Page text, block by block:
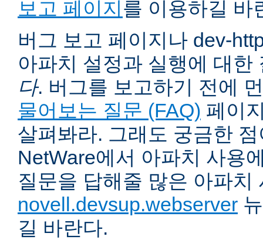
보고 페이지를 이용하길 바
버그 보고 페이지나 dev-
아파치 설정과 실행에 대
다. 버그를 보고하기 전에
물어보는 질문 (FAQ) 페이
살펴봐라. 그래도 궁금한
NetWare에서 아파치 사용
질문을 답해줄 많은 아파치
novell.devsup.webserver
길 바란다.